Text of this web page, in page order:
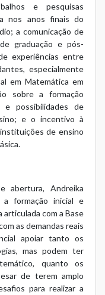
e pesquisas
nos anos finais do
a comunicação de
graduação e pós-
experiências entre
especialmente
em Matemática em
sobre a formação
possibilidades de
e o incentivo à
de ensino
abertura, Andreika
a formação inicial e
com a Base
as demandas reais
apoiar tanto os
mas podem ter
quanto os
de terem amplo
para realizar a